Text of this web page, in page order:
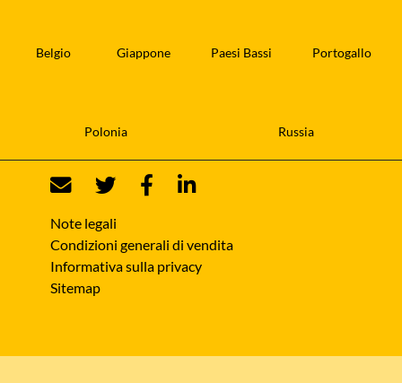
Belgio Giappone Paesi Bassi Portogallo
Polonia Russia
Note legali
Condizioni generali di vendita
Informativa sulla privacy
Sitemap